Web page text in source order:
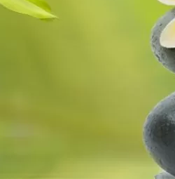
година със седалище град София.
България. Фирма с над
дистанционно изследване и
Основна дейност на фирмата са
на инвестиционните проекти